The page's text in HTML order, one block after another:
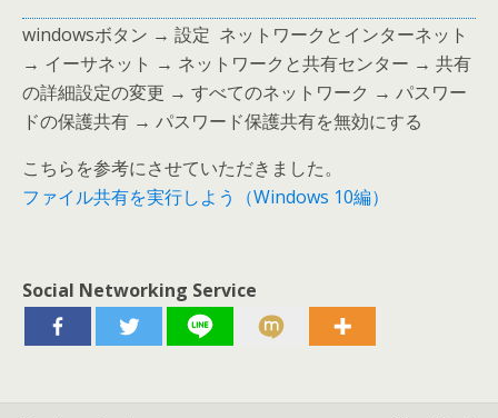
windowsボタン → 設定 ネットワークとインターネット
→ イーサネット → ネットワークと共有センター → 共有
の詳細設定の変更 → すべてのネットワーク → パスワー
ドの保護共有 → パスワード保護共有を無効にする
こちらを参考にさせていただきました。
ファイル共有を実行しよう（Windows 10編）
Social Networking Service